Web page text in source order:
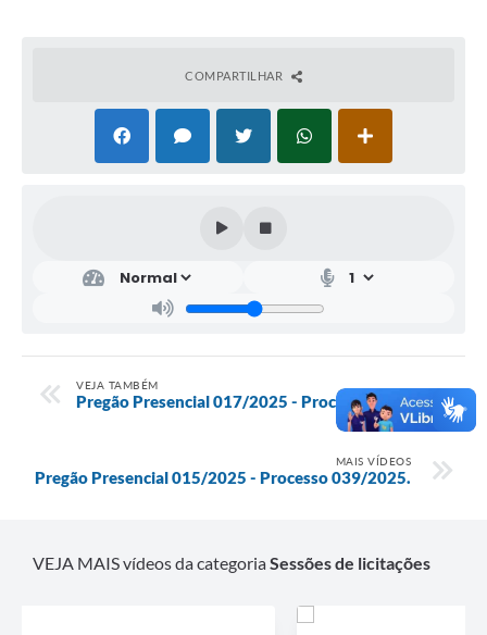
COMPARTILHAR
VEJA TAMBÉM
Pregão Presencial 017/2025 - Processo 041/2025.
MAIS VÍDEOS
Pregão Presencial 015/2025 - Processo 039/2025.
VEJA MAIS vídeos da categoriaSessões de licitações